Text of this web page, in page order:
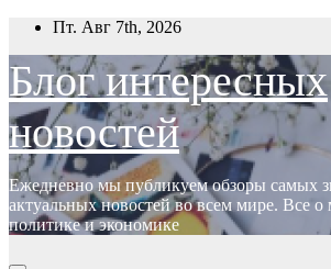
Перейти
содержимому
Пт. Авг 7th, 2026
Блог интересных
новостей
Ежедневно мы публикуем обзоры самых
актуальных новостей во всем мире. Все о
политике и экономике